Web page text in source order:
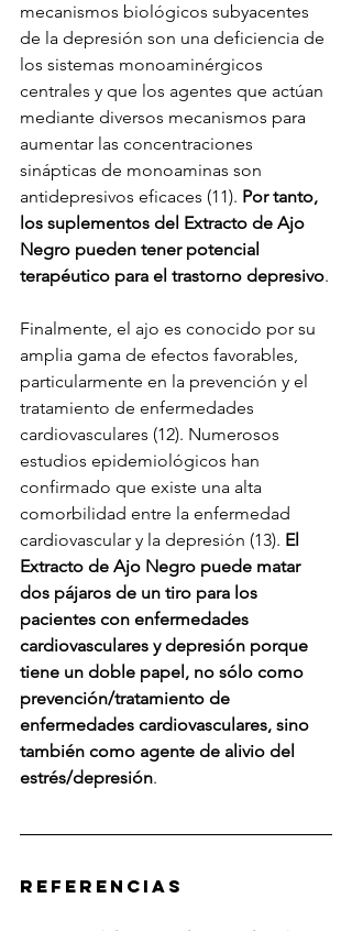
mecanismos biológicos subyacentes
de la depresión son una deficiencia de
los sistemas monoaminérgicos
centrales y que los agentes que actúan
mediante diversos mecanismos para
aumentar las concentraciones
sinápticas de monoaminas son
antidepresivos eficaces (11). Por tanto,
los suplementos del Extracto de Ajo
Negro pueden tener potencial
terapéutico para el trastorno depresivo.
Finalmente, el ajo es conocido por su
amplia gama de efectos favorables,
particularmente en la prevención y el
tratamiento de enfermedades
cardiovasculares (12). Numerosos
estudios epidemiológicos han
confirmado que existe una alta
comorbilidad entre la enfermedad
cardiovascular y la depresión (13). El
Extracto de Ajo Negro puede matar
dos pájaros de un tiro para los
pacientes con enfermedades
cardiovasculares y depresión porque
tiene un doble papel, no sólo como
prevención/tratamiento de
enfermedades cardiovasculares, sino
también como agente de alivio del
estrés/depresión.
Referencias